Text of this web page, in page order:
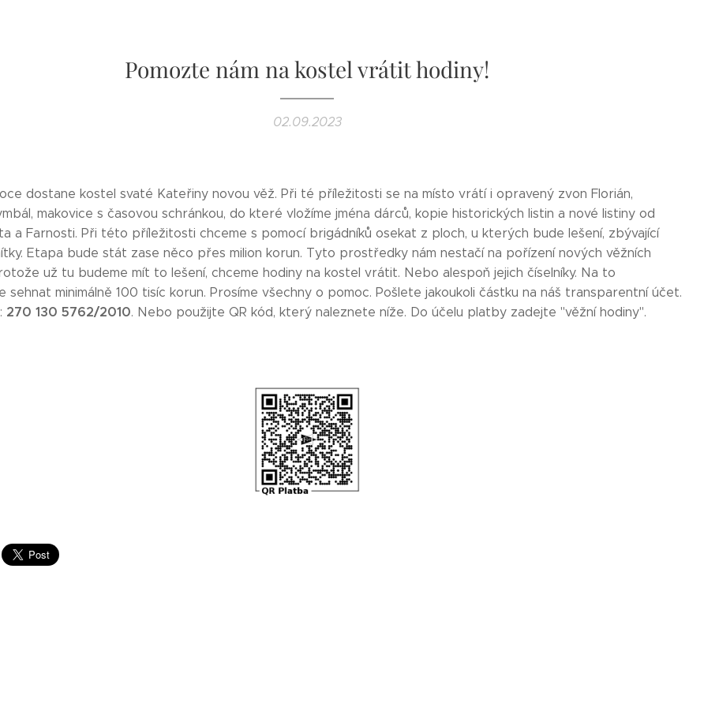
Pomozte nám na kostel vrátit hodiny!
02.09.2023
dostane kostel svaté Kateřiny novou věž. Při té příležitosti se na místo vrátí i opravený zvon Florián,
makovice s časovou schránkou, do které vložíme jména dárců, kopie historických listin a nové listiny od
a Farnosti. Při této příležitosti chceme s pomocí brigádníků osekat z ploch, u kterých bude lešení, zbývající
Etapa bude stát zase něco přes milion korun. Tyto prostředky nám nestačí na pořízení nových věžních
už tu budeme mít to lešení, chceme hodiny na kostel vrátit. Nebo alespoň jejich číselníky. Na to
sehnat minimálně 100 tisíc korun. Prosíme všechny o pomoc. Pošlete jakoukoli částku na náš transparentní účet.
270 130 5762/2010. Nebo použijte QR kód, který naleznete níže. Do účelu platby zadejte "věžní hodiny".